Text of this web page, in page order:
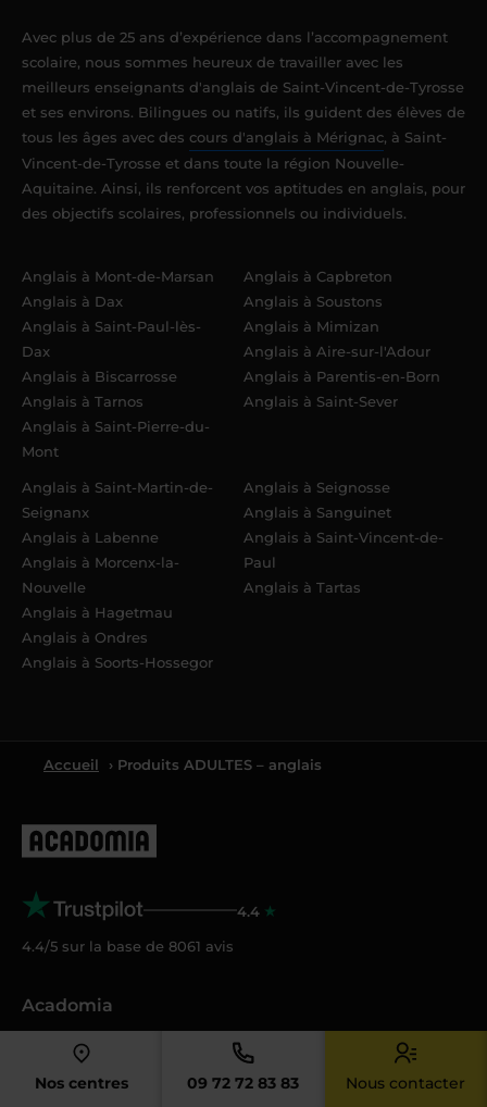
Nos centres 09 72 72 83 83 Nous contacter
Avec plus de 25 ans d’expérience dans l’accompagnement
scolaire, nous sommes heureux de travailler avec les
meilleurs enseignants d'anglais de Saint-Vincent-de-Tyrosse
et ses environs. Bilingues ou natifs, ils guident des élèves de
tous les âges avec des cours d'anglais à Mérignac, à Saint-
Vincent-de-Tyrosse et dans toute la région Nouvelle-
Aquitaine. Ainsi, ils renforcent vos aptitudes en anglais, pour
des objectifs scolaires, professionnels ou individuels.
Anglais à Mont-de-Marsan
Anglais à Dax
Anglais à Saint-Paul-lès-
Dax
Anglais à Biscarrosse
Anglais à Tarnos
Anglais à Saint-Pierre-du-
Mont
Anglais à Capbreton
Anglais à Soustons
Anglais à Mimizan
Anglais à Aire-sur-l'Adour
Anglais à Parentis-en-Born
Anglais à Saint-Sever
Anglais à Saint-Martin-de-
Seignanx
Anglais à Labenne
Anglais à Morcenx-la-
Nouvelle
Anglais à Hagetmau
Anglais à Ondres
Anglais à Soorts-Hossegor
Anglais à Seignosse
Anglais à Sanguinet
Anglais à Saint-Vincent-de-
Paul
Anglais à Tartas
Accueil › Produits ADULTES – anglais
4.4
4.4/5 sur la base de 8061 avis
Acadomia
Qui sommes-nous ?